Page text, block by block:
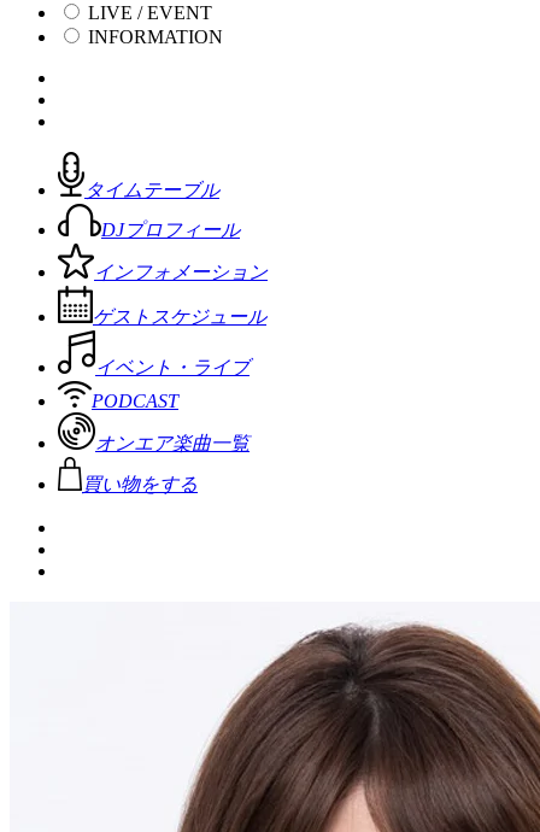
LIVE / EVENT
INFORMATION
タイムテーブル
DJプロフィール
インフォメーション
ゲストスケジュール
イベント・ライブ
PODCAST
オンエア楽曲一覧
買い物をする